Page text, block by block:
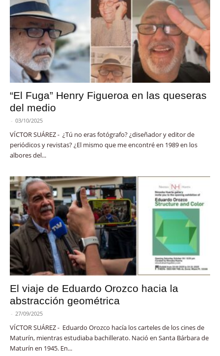
“El Fuga” Henry Figueroa en las queseras
del medio
- 03/10/2025
VÍCTOR SUÁREZ - ¿Tú no eras fotógrafo? ¿diseñador y editor de
periódicos y revistas? ¿El mismo que me encontré en 1989 en los
albores del...
El viaje de Eduardo Orozco hacia la
abstracción geométrica
- 27/09/2025
VÍCTOR SUÁREZ - Eduardo Orozco hacía los carteles de los cines de
Maturín, mientras estudiaba bachillerato. Nació en Santa Bárbara de
Maturín en 1945. En...